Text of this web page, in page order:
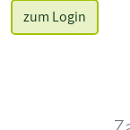
zum Login